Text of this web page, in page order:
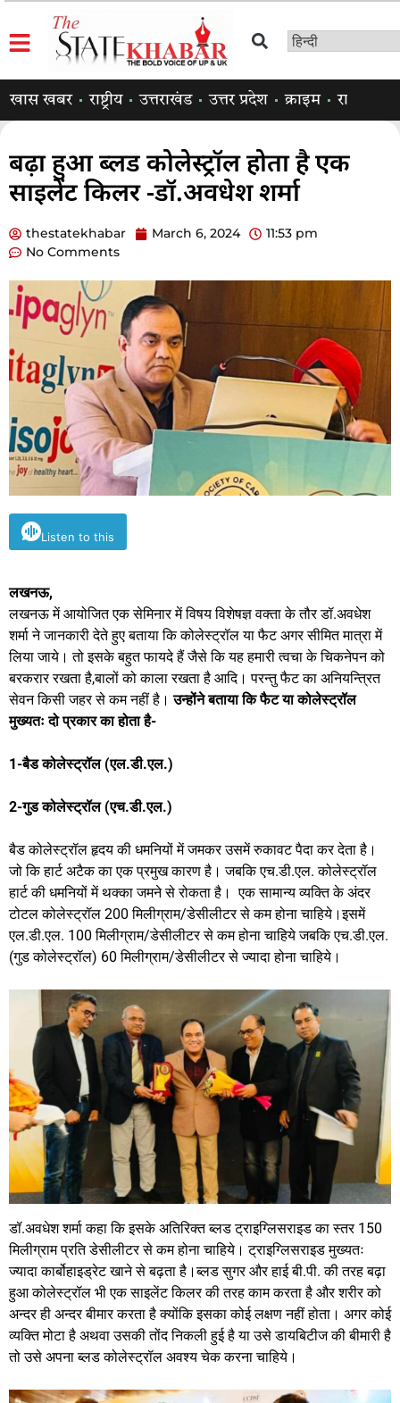
खास खबर राष्ट्रीय उत्तराखंड उत्तर प्रदेश क्राइम राजनीति
बढ़ा हुआ ब्लड कोलेस्ट्रॉल होता है एक
साइलेंट किलर -डॉ.अवधेश शर्मा
thestatekhabar March 6, 2024
11:53 pm
No Comments
Listen to this
लखनऊ,
लखनऊ में आयोजित एक सेमिनार में विषय विशेषज्ञ वक्ता के तौर डॉ.अवधेश
शर्मा ने जानकारी देते हुए बताया कि कोलेस्ट्रॉल या फैट अगर सीमित मात्रा में
लिया जाये। तो इसके बहुत फायदे हैं जैसे कि यह हमारी त्वचा के चिकनेपन को
बरकरार रखता है,बालों को काला रखता है आदि। परन्तु फैट का अनियन्त्रित
सेवन किसी जहर से कम नहीं है।उन्होंने बताया कि फैट या कोलेस्ट्रॉल
मुख्यतः दो प्रकार का होता है-
1-बैड कोलेस्ट्रॉल (एल.डी.एल.)
2-गुड कोलेस्ट्रॉल (एच.डी.एल.)
बैड कोलेस्ट्रॉल हृदय की धमनियों में जमकर उसमें रुकावट पैदा कर देता है।
जो कि हार्ट अटैक का एक प्रमुख कारण है। जबकि एच.डी.एल. कोलेस्ट्रॉल
हार्ट की धमनियों में थक्का जमने से रोकता है। एक सामान्य व्यक्ति के अंदर
टोटल कोलेस्ट्रॉल 200 मिलीग्राम/डेसीलीटर से कम होना चाहिये।इसमें
एल.डी.एल. 100 मिलीग्राम/डेसीलीटर से कम होना चाहिये जबकि एच.डी.एल.
(गुड कोलेस्ट्रॉल) 60 मिलीग्राम/डेसीलीटर से ज्यादा होना चाहिये।
डॉ.अवधेश शर्मा कहा कि इसके अतिरिक्त ब्लड ट्राइग्लिसराइड का स्तर 150
मिलीग्राम प्रति डेसीलीटर से कम होना चाहिये। ट्राइग्लिसराइड मुख्यतः
ज्यादा कार्बोहाइड्रेट खाने से बढ़ता है।ब्लड सुगर और हाई बी.पी. की तरह बढ़ा
हुआ कोलेस्ट्रॉल भी एक साइलेंट किलर की तरह काम करता है और शरीर को
अन्दर ही अन्दर बीमार करता है क्योंकि इसका कोई लक्षण नहीं होता। अगर कोई
व्यक्ति मोटा है अथवा उसकी तोंद निकली हुई है या उसे डायबिटीज की बीमारी है
तो उसे अपना ब्लड कोलेस्ट्रॉल अवश्य चेक करना चाहिये।